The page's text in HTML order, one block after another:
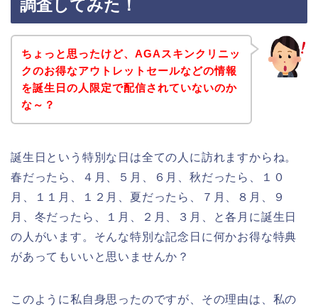
調査してみた！
ちょっと思ったけど、AGAスキンクリニッ
クのお得なアウトレットセールなどの情報
を誕生日の人限定で配信されていないのか
な～？
誕生日という特別な日は全ての人に訪れますからね。
春だったら、４月、５月、６月、秋だったら、１０
月、１１月、１２月、夏だったら、７月、８月、９
月、冬だったら、１月、２月、３月、と各月に誕生日
の人がいます。そんな特別な記念日に何かお得な特典
があってもいいと思いませんか？
このように私自身思ったのですが、その理由は、私の